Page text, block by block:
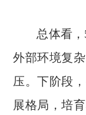
总体看，
外部环境复
压。下阶段
展格局，培